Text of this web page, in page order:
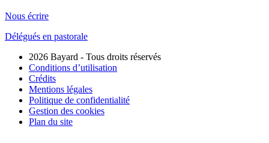
Nous écrire
Délégués en pastorale
2026 Bayard - Tous droits réservés
Conditions d’utilisation
Crédits
Mentions légales
Politique de confidentialité
Gestion des cookies
Plan du site